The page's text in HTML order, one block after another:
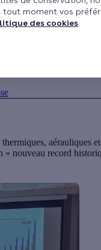
moment vos
des cookies
Mis à jour le
aérauliques
« nouveau record